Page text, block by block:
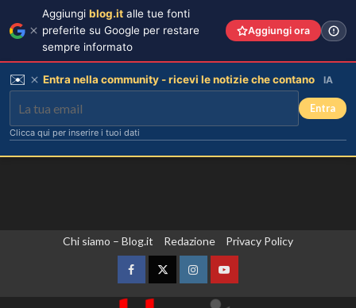
Chi siamo – Blog.it Redazione Privacy Policy
FacebookTwitterInstagramYouTube
Aggiungi blog.it alle tue fonti
preferite su Google per restare
sempre informato
Aggiungi ora
✉️ Entra nella community - ricevi le notizie che contano IA
Entra
Clicca qui per inserire i tuoi dati